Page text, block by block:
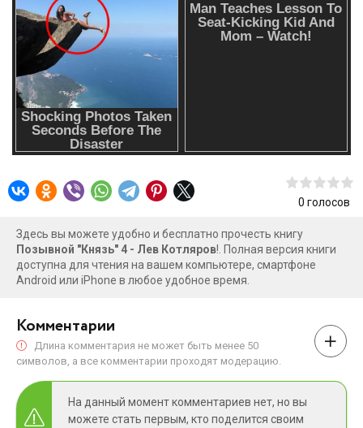
0 голосов
Здесь вы можете удобно и бесплатно прочесть книгу
Позывной "Князь" 4 - Лев Котляров!. Полная версия книги
доступна для чтения на вашем компьютере, смартфоне
Android или iPhone в любое удобное время.
Комментарии
Длина комментария не может быть менее 50
символов, а все комментарии проходят модерацию.
На данный момент комментариев нет, но вы
можете стать первым, кто поделится своим